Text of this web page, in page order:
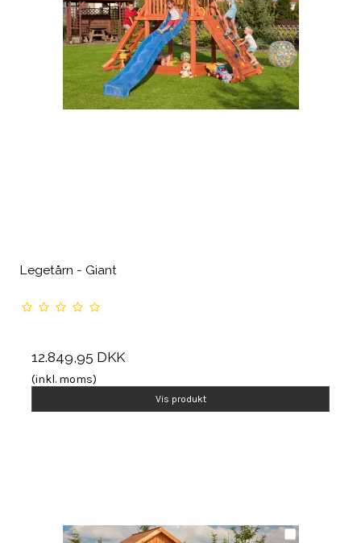
Legetårn - Giant
12.849,95 DKK
(inkl. moms)
Vis produkt